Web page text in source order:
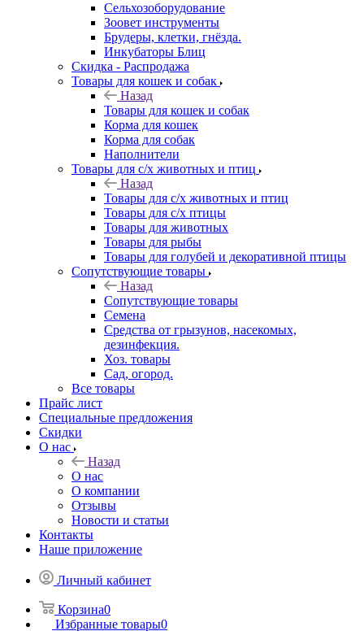
Сельхозоборудование
Зоовет инструменты
Брудеры, клетки, гнёзда.
Инкубаторы Блиц
Скидка - Распродажа
Товары для кошек и собак
Назад
Товары для кошек и собак
Корма для кошек
Корма для собак
Наполнители
Товары для с/х животных и птиц
Назад
Товары для с/х животных и птиц
Товары для с/х птицы
Товары для животных
Товары для рыбы
Товары для голубей и декоративной птицы
Сопутствующие товары
Назад
Сопутствующие товары
Семена
Средства от грызунов, насекомых,
дезинфекция.
Хоз. товары
Сад, огород.
Все товары
Прайс лист
Специальные предложения
Скидки
О нас
Назад
О нас
О компании
Отзывы
Новости и статьи
Контакты
Наше приложение
Личный кабинет
Корзина0
Избранные товары0